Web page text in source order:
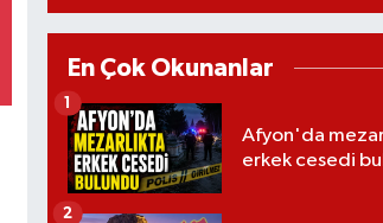
En Çok Okunanlar
Afyon'da
erkek cesedi
1
2